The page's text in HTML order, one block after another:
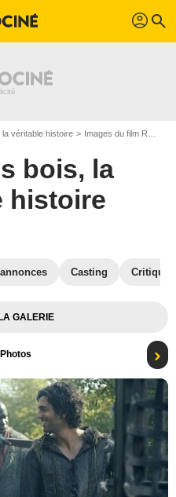
profil search
véritable histoire Images du film Robin des bois, la véritable histoire
bois, la
histoire
Casting
GALERIE